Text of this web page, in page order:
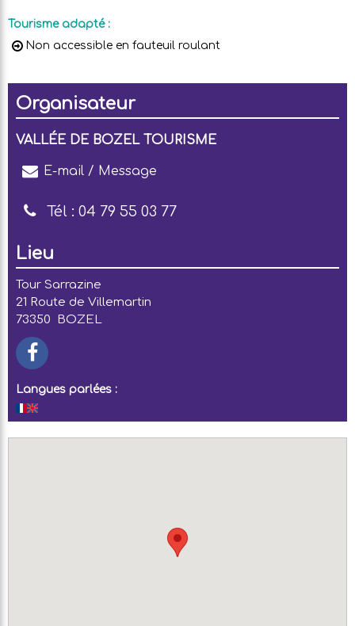
Tourisme adapté :
Non accessible en fauteuil roulant
Organisateur
VALLÉE DE BOZEL TOURISME
E-mail / Message
Tél : 04 79 55 03 77
Lieu
Tour Sarrazine
21 Route de Villemartin
73350
BOZEL
Langues parlées :